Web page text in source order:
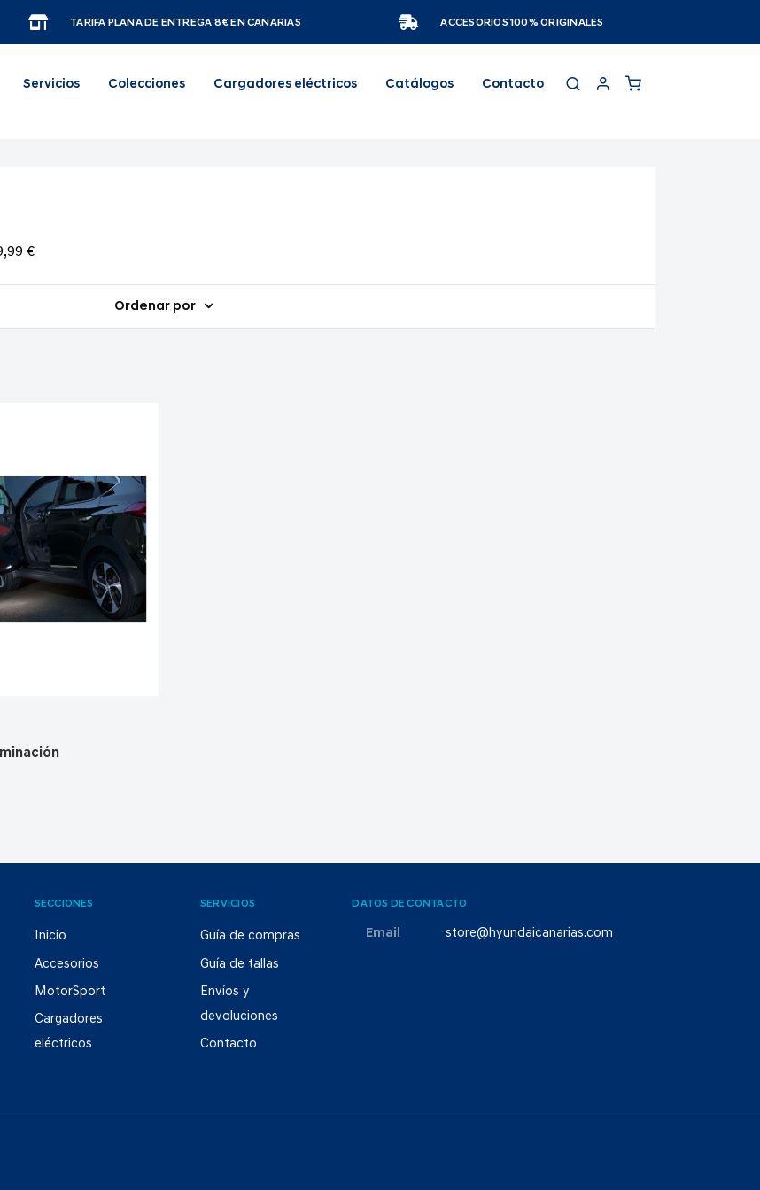
TARIFA PLANA DE ENTREGA 8€ EN CANARIAS ACCESORIOS 100% ORIGINALES
Servicios Colecciones Cargadores eléctricos Catálogos Contacto
€
Ordenar por
SECCIONES
Inicio
Accesorios
MotorSport
Cargadores
eléctricos
SERVICIOS
Guía de compras
Guía de tallas
Envíos y
devoluciones
Contacto
DATOS DE CONTACTO
Email store@hyundaicanarias.com